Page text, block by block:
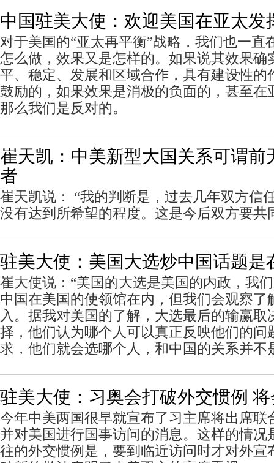
中国驻美大使：欢迎美国在亚太发
对于美国的“亚太再平衡”战略，我们也一直
怎么做，效果又是怎样的。如果说其效果确
平、稳定、发展和区域合作，具有建设性的
鼓励的，如果效果是消极的负面的，甚至在
那么我们是反对的。
崔天凯：中美新型大国关系可谓前
者
崔天凯说： “我的判断是，过去几年双方信
没有达到所希望的程度。这是今后双方要共
驻美大使：美国大选炒中国话题是
崔大使说：“美国的大选是美国的内政，我
中国在美国的使领馆在内，但我们会观察了
入。据我对美国的了解，大选最后的输赢取
择，他们认为哪个人可以真正反映他们的问
求，他们就会选哪个人，和中国的关系并不
驻美大使：习奥会打破外交惯例
今年中美两国很早就宣布了习主席将出席联
并对美国进行国事访问的消息。这样的情况
往的外交惯例是，要到临近访问时才对外宣